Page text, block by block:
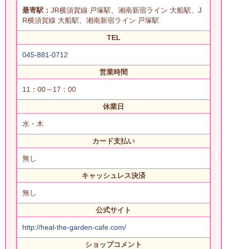
最寄駅： JR横須賀線 戸塚駅、湘南新宿ライン 大船駅、J
R横須賀線 大船駅、湘南新宿ライン 戸塚駅
TEL
045-881-0712
営業時間
11：00～17：00
休業日
水・木
カード支払い
無し
キャッシュレス決済
無し
公式サイト
http://heal-the-garden-cafe.com/
ショップコメント